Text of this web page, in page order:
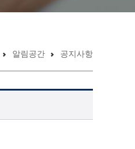
알림공간 공지사항